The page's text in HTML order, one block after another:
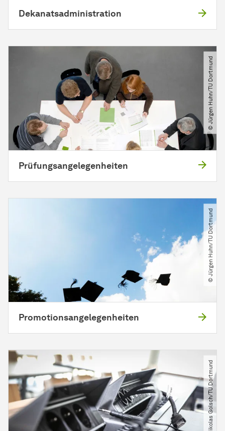
Dekanatsadministration
© Jürgen Huhn​/​TU Dortmund
Prüfungsangelegenheiten
© Jürgen Huhn​/​TU Dortmund
Promotions­ange­legen­heiten
© Nikolas Golsch​/​TU Dortmund